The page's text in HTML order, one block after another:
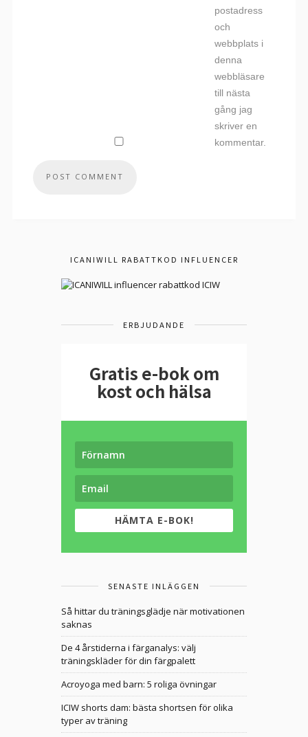
postadress
och
webbplats i
denna
webbläsare
till nästa
gång jag
skriver en
kommentar.
ICANIWILL RABATTKOD INFLUENCER
ERBJUDANDE
Gratis e-bok om
kost och hälsa
HÄMTA E-BOK!
SENASTE INLÄGGEN
Så hittar du träningsglädje när motivationen
saknas
De 4 årstiderna i färganalys: välj
träningskläder för din färgpalett
Acroyoga med barn: 5 roliga övningar
ICIW shorts dam: bästa shortsen för olika
typer av träning